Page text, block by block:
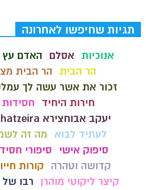
תגיות שחיפשו לאחרונה
אנוכיות אסלם האדם
הר הבית הר הבית
זכור את אשר עשה לך
חירות היחיד
חסידות
יעקב אבוחצירא mas ud abihatzeira
לעתיד לבוא
מה זה
סיפוק אישי
סיפורי
קדושה וטהרה
קורות
קיצר ליקוטי מוהרן
רבו של